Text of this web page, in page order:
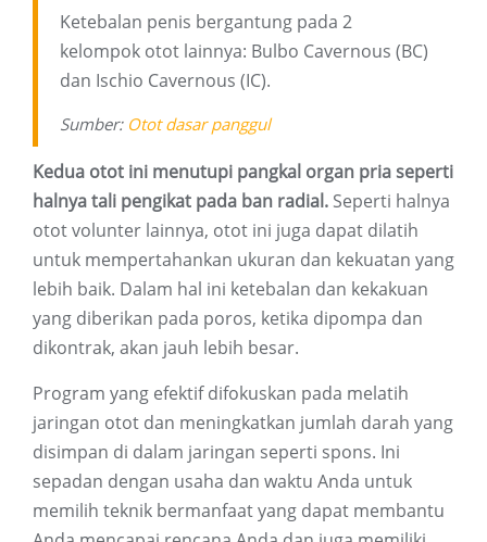
Ketebalan penis bergantung pada 2
kelompok otot lainnya: Bulbo Cavernous (BC)
dan Ischio Cavernous (IC).
Sumber: Otot dasar panggul
Kedua otot ini menutupi pangkal organ pria seperti
halnya tali pengikat pada ban radial. Seperti halnya
otot volunter lainnya, otot ini juga dapat dilatih
untuk mempertahankan ukuran dan kekuatan yang
lebih baik. Dalam hal ini ketebalan dan kekakuan
yang diberikan pada poros, ketika dipompa dan
dikontrak, akan jauh lebih besar.
Program yang efektif difokuskan pada melatih
jaringan otot dan meningkatkan jumlah darah yang
disimpan di dalam jaringan seperti spons. Ini
sepadan dengan usaha dan waktu Anda untuk
memilih teknik bermanfaat yang dapat membantu